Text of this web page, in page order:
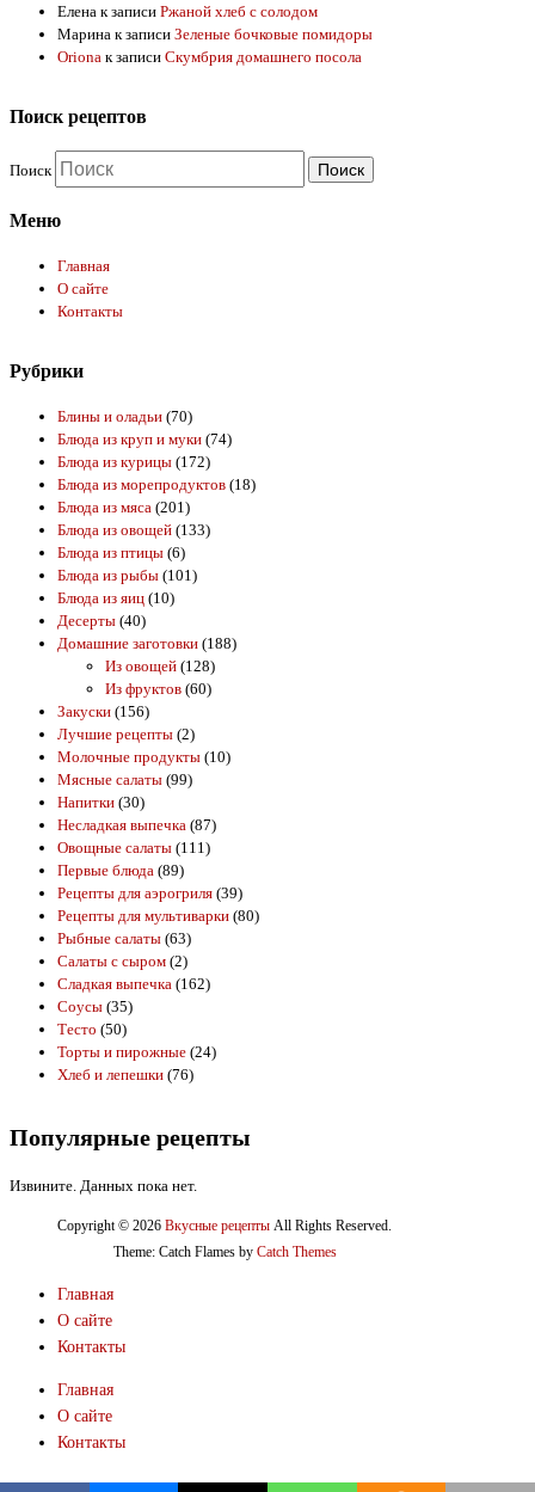
Елена к записи Ржаной хлеб с солодом
Марина к записи Зеленые бочковые помидоры
Oriona к записи Скумбрия домашнего посола
Поиск рецептов
Поиск
Меню
Главная
О сайте
Контакты
Рубрики
Блины и оладьи (70)
Блюда из круп и муки (74)
Блюда из курицы (172)
Блюда из морепродуктов (18)
Блюда из мяса (201)
Блюда из овощей (133)
Блюда из птицы (6)
Блюда из рыбы (101)
Блюда из яиц (10)
Десерты (40)
Домашние заготовки (188)
Из овощей (128)
Из фруктов (60)
Закуски (156)
Лучшие рецепты (2)
Молочные продукты (10)
Мясные салаты (99)
Напитки (30)
Несладкая выпечка (87)
Овощные салаты (111)
Первые блюда (89)
Рецепты для аэрогриля (39)
Рецепты для мультиварки (80)
Рыбные салаты (63)
Салаты с сыром (2)
Сладкая выпечка (162)
Соусы (35)
Тесто (50)
Торты и пирожные (24)
Хлеб и лепешки (76)
Популярные рецепты
Извините. Данных пока нет.
Copyright © 2026 Вкусные рецепты All Rights Reserved.
Theme: Catch Flames by Catch Themes
Главная
О сайте
Контакты
Главная
О сайте
Контакты